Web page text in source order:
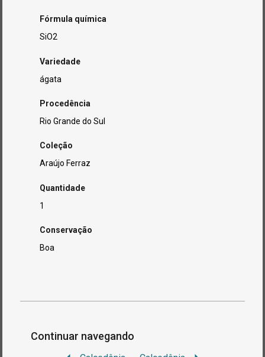
Fórmula química
SiO2
Variedade
ágata
Procedência
Rio Grande do Sul
Coleção
Araújo Ferraz
Quantidade
1
Conservação
Boa
Continuar navegando